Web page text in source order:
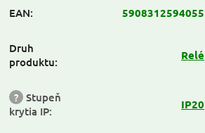
EAN: 5908312594055
Druh
produktu: Relé
? Stupeň
krytia IP: IP20